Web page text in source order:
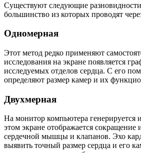
Существуют следующие
большинство из которых проводят
Одномерная
Этот метод редко применяют
исследования на экране появляется
исследуемых отделов сердца. С его
определяют размер камер и их
Двухмерная
На монитор компьютера генерируется
этом экране отображается сокращение
сердечной мышцы и клапанов. Эхо
выявить точный размер сердца и его